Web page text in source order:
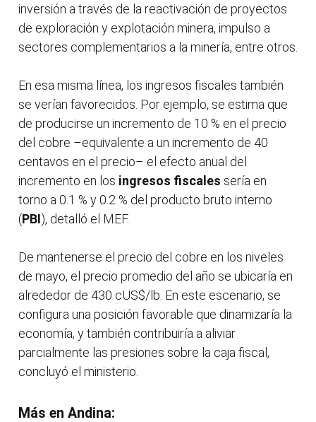
inversión a través de la reactivación de proyectos
de exploración y explotación minera, impulso a
sectores complementarios a la minería, entre otros.
En esa misma línea, los ingresos fiscales también
se verían favorecidos. Por ejemplo, se estima que
de producirse un incremento de 10 % en el precio
del cobre –equivalente a un incremento de 40
centavos en el precio– el efecto anual del
incremento en los ingresos fiscales sería en
torno a 0.1 % y 0.2 % del producto bruto interno
(PBI), detalló el MEF.
De mantenerse el precio del cobre en los niveles
de mayo, el precio promedio del año se ubicaría en
alrededor de 430 cUS$/lb. En este escenario, se
configura una posición favorable que dinamizaría la
economía, y también contribuiría a aliviar
parcialmente las presiones sobre la caja fiscal,
concluyó el ministerio.
Más en Andina: